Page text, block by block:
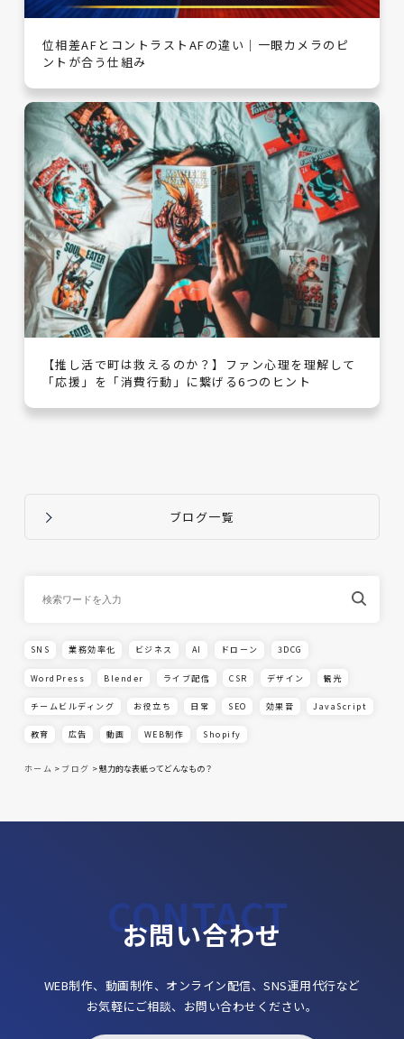
位相差AFとコントラストAFの違い｜一眼カメラのピ
ントが合う仕組み
【推し活で町は救えるのか？】ファン心理を理解して
「応援」を「消費行動」に繋げる6つのヒント
ブログ一覧
SNS 業務効率化 ビジネス AI ドローン 3DCG
WordPress Blender ライブ配信 CSR デザイン 観光
チームビルディング お役立ち 日常 SEO 効果音 JavaScript
教育 広告 動画 WEB制作 Shopify
ホーム > ブログ >魅力的な表紙ってどんなもの？
お問い合わせ
WEB制作、動画制作、オンライン配信、SNS運用代行など
お気軽にご相談、お問い合わせください。